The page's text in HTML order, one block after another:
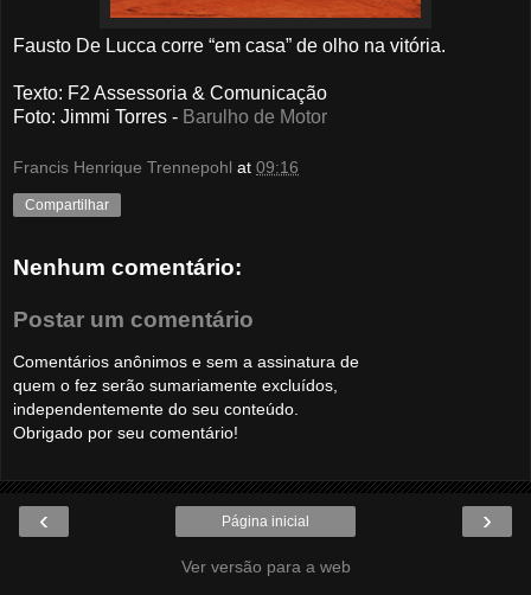
Fausto De Lucca corre “em casa” de olho na vitória.
Texto: F2 Assessoria & Comunicação
Foto: Jimmi Torres - Barulho de Motor
Francis Henrique Trennepohl at 09:16
Compartilhar
Nenhum comentário:
Postar um comentário
Comentários anônimos e sem a assinatura de
quem o fez serão sumariamente excluídos,
independentemente do seu conteúdo.
Obrigado por seu comentário!
‹ ›
Página inicial
Ver versão para a web